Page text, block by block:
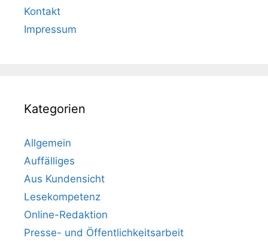
Kontakt
Impressum
Kategorien
Allgemein
Auffälliges
Aus Kundensicht
Lesekompetenz
Online-Redaktion
Presse- und Öffentlichkeitsarbeit